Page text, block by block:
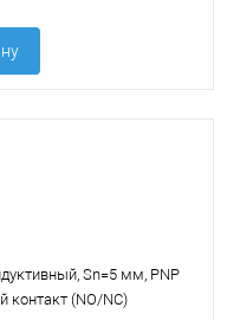
Sn=5 мм, PNP
(NO/NC)